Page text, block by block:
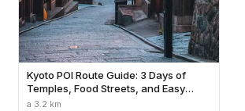
Kyoto POI Route Guide: 3 Days of
Temples, Food Streets, and Easy
Transit
a 3.2 km